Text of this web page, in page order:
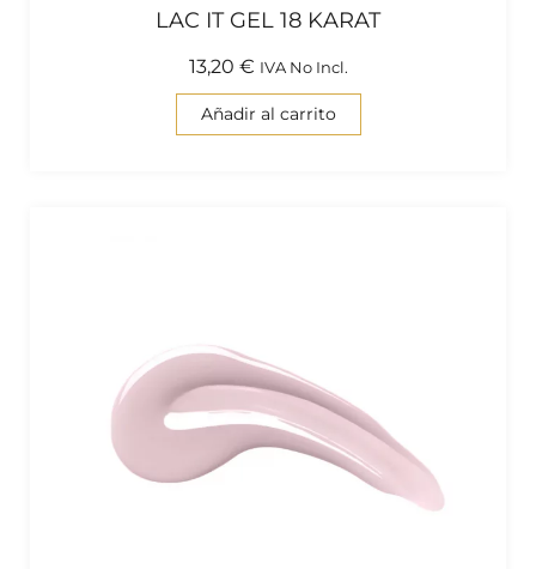
LAC IT GEL 18 KARAT
13,20 € IVA No Incl.
Añadir al carrito